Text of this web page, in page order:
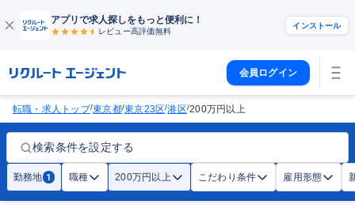
アプリで求人探しをもっと便利に！
レビュー高評価無料
インストール
会員ログイン
転職・求人トップ/東京都/東京23区/港区/200万円以上
検索条件を設定する
勤務地 1 職種 200万円以上 こだわり条件 雇用形態